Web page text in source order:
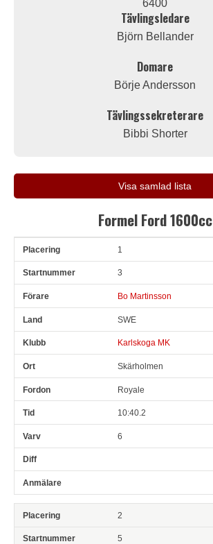
6400
Tävlingsledare
Björn Bellander
Domare
Börje Andersson
Tävlingssekreterare
Bibbi Shorter
Visa samlad lista
Formel Ford 1600cc
Pl Snr 1
3
Bo Martinsson
SWE
Karlskoga MK
Skärholmen
Royale
10:40.2
6
2
5